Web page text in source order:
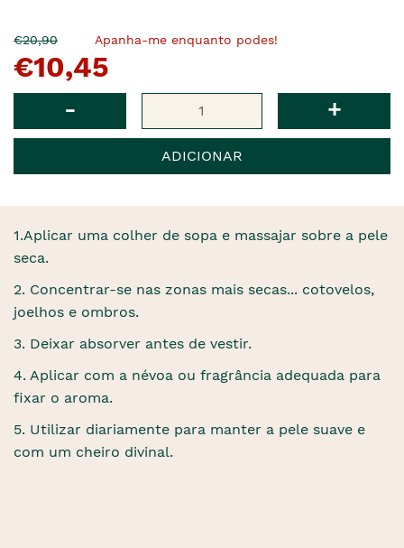
O
pre�o
anterior
€20,90Agora
�
€10,45
Apanha-me enquanto podes!
- +
ADICIONAR
1.Aplicar uma colher de sopa e massajar sobre a pele
seca.
2. Concentrar-se nas zonas mais secas... cotovelos,
joelhos e ombros.
3. Deixar absorver antes de vestir.
4. Aplicar com a névoa ou fragrância adequada para
fixar o aroma.
5. Utilizar diariamente para manter a pele suave e
com um cheiro divinal.